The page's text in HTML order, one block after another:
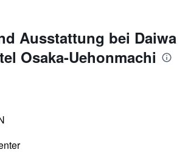
Ausstattung bei Daiwa
Osaka-Uehonmachi